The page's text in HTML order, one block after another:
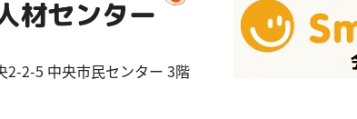
2-2-5 中央市民センター 3階